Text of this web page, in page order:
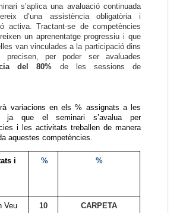
s’aplica una avaluació continuada
d’una assistència obligatòria i
activa. Tractant-se de competències
un aprenentatge progressiu i que
van vinculades a la participació dins
precisen, per poder ser avaluades
del 80% de les sessions de
variacions en els % assignats a les
ja que el seminari s’avalua per
i les activitats treballen de manera
aquestes competències.
i
% %
Veu
10
CARPETA